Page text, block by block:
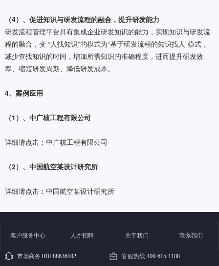
（4）、促进知识与研发流程的融合，提升研发能力
研发流程管理平台具有集成企业研发知识的能力，实现知识与研发流
程的融合，变 “人找知识”的模式为“基于研发流程的知识找人”模式，
减少查找知识的时间，增加所需知识的准确程度，进而提升研发效
率、缩短研发周期、降低研发成本。
4、案例应用
（1） 、中广核工程有限公司
详细请点击： 中广核工程有限公司
（2）、 中国航空某设计研究所
详细请点击： 中国航空某设计研究所
客户服务中心 人才招聘 关于我们 联系我们
市场商务 010-88636102 客服热线 400-615-1188